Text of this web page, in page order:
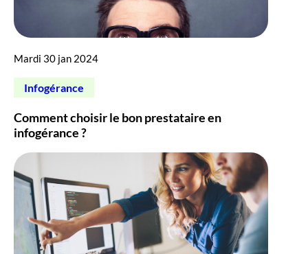
Mardi 30 jan 2024
Infogérance
Comment choisir le bon prestataire en
infogérance ?